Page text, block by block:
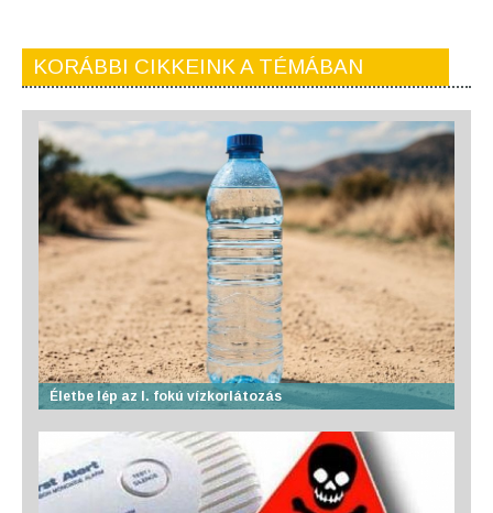
KORÁBBI CIKKEINK A TÉMÁBAN
Életbe lép az I. fokú vízkorlátozás